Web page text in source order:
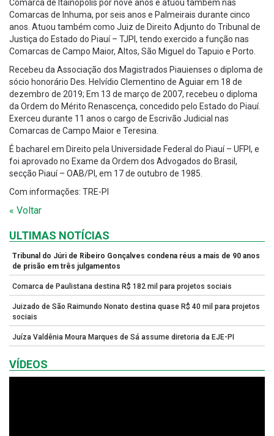
Comarca de Itainópolis por nove anos e atuou também nas
Comarcas de Inhuma, por seis anos e Palmeirais durante cinco
anos. Atuou também como Juiz de Direito Adjunto do Tribunal de
Justiça do Estado do Piauí – TJPI, tendo exercido a função nas
Comarcas de Campo Maior, Altos, São Miguel do Tapuio e Porto.
Recebeu da Associação dos Magistrados Piauienses o diploma de
sócio honorário Des. Helvídio Clementino de Aguiar em 18 de
dezembro de 2019; Em 13 de março de 2007, recebeu o diploma
da Ordem do Mérito Renascença, concedido pelo Estado do Piauí.
Exerceu durante 11 anos o cargo de Escrivão Judicial nas
Comarcas de Campo Maior e Teresina.
É bacharel em Direito pela Universidade Federal do Piauí – UFPI, e
foi aprovado no Exame da Ordem dos Advogados do Brasil,
secção Piauí – OAB/PI, em 17 de outubro de 1985.
Com informações: TRE-PI
« Voltar
ULTIMAS NOTÍCIAS
Tribunal do Júri de Ribeiro Gonçalves condena réus a mais de 90 anos
de prisão em três julgamentos
Comarca de Paulistana destina R$ 182 mil para projetos sociais
Juizado de São Raimundo Nonato destina quase R$ 40 mil para projetos
sociais
Juíza Valdênia Moura Marques de Sá assume diretoria da EJE-PI
VÍDEOS